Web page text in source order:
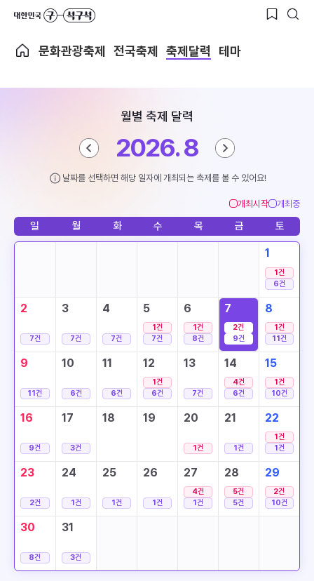
문화관광축제 전국축제 축제달력 테마
월별 축제 달력
2026. 8
날짜를 선택하면 해당 일자에 개최되는 축제를 볼 수 있어요!
개최시작 개최중
일 월 화 수 목 금 토
1
1건
6건
2
7건
3
7건
4
7건
5
1건
7건
6
1건
8건
7
2건
9건
8
1건
11건
9
11건
10
6건
11
6건
12
1건
6건
13
7건
14
4건
6건
15
1건
10건
16
9건
17
3건
18 19 20
1건
21
1건
22
1건
1건
23
2건
24
1건
25
1건
26
1건
27
4건
1건
28
5건
5건
29
2건
10건
30
8건
31
3건